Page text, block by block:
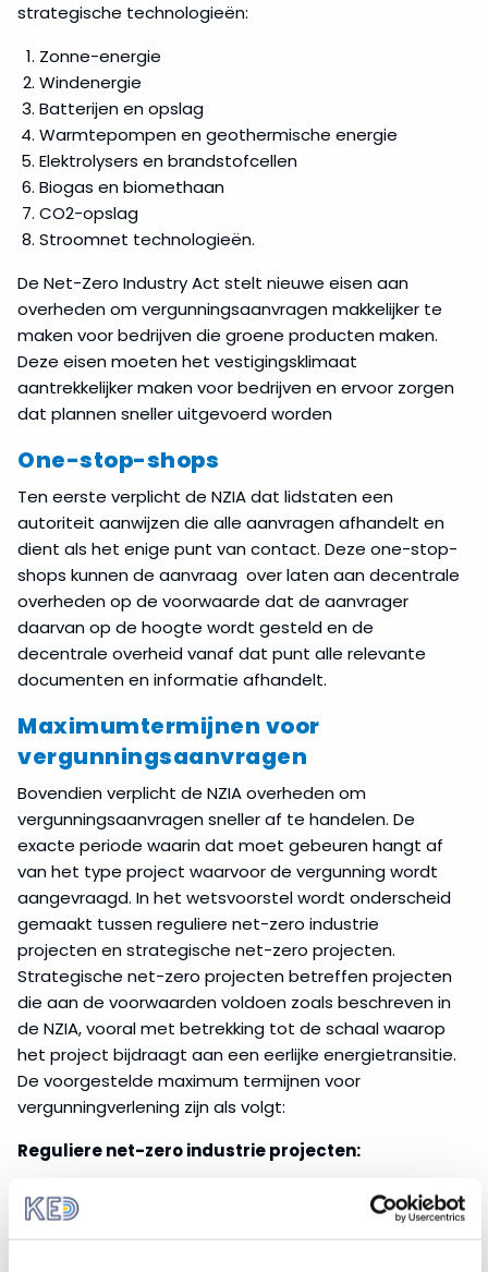
strategische technologieën:
Zonne-energie
Windenergie
Batterijen en opslag
Warmtepompen en geothermische energie
Elektrolysers en brandstofcellen
Biogas en biomethaan
CO2-opslag
Stroomnet technologieën.
De Net-Zero Industry Act stelt nieuwe eisen aan
overheden om vergunningsaanvragen makkelijker te
maken voor bedrijven die groene producten maken.
Deze eisen moeten het vestigingsklimaat
aantrekkelijker maken voor bedrijven en ervoor zorgen
dat plannen sneller uitgevoerd worden
One-stop-shops
Ten eerste verplicht de NZIA dat lidstaten een
autoriteit aanwijzen die alle aanvragen afhandelt en
dient als het enige punt van contact. Deze one-stop-
shops kunnen de aanvraag over laten aan decentrale
overheden op de voorwaarde dat de aanvrager
daarvan op de hoogte wordt gesteld en de
decentrale overheid vanaf dat punt alle relevante
documenten en informatie afhandelt.
Maximumtermijnen voor
vergunningsaanvragen
Bovendien verplicht de NZIA overheden om
vergunningsaanvragen sneller af te handelen. De
exacte periode waarin dat moet gebeuren hangt af
van het type project waarvoor de vergunning wordt
aangevraagd. In het wetsvoorstel wordt onderscheid
gemaakt tussen reguliere net-zero industrie
projecten en strategische net-zero projecten.
Strategische net-zero projecten betreffen projecten
die aan de voorwaarden voldoen zoals beschreven in
de NZIA, vooral met betrekking tot de schaal waarop
het project bijdraagt aan een eerlijke energietransitie.
De voorgestelde maximum termijnen voor
vergunningverlening zijn als volgt:
Reguliere net-zero industrie projecten:
12 maanden voor de bouw van net-zero industrie
projecten met een opwekkingscapaciteit van
minder dan 1 gigawatt.